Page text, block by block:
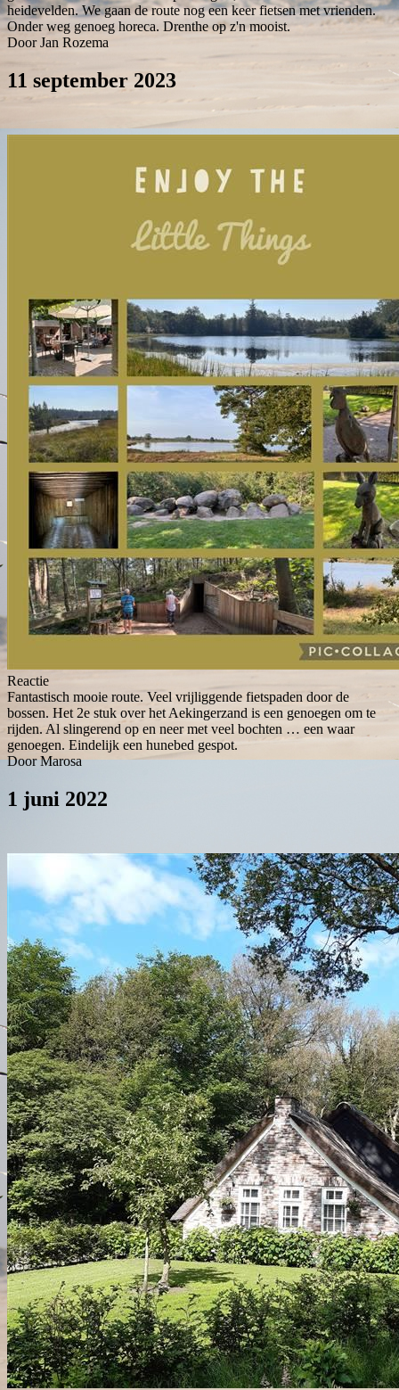
heidevelden. We gaan de route nog een keer fietsen met vrienden.
Onder weg genoeg horeca. Drenthe op z'n mooist.
Door Jan Rozema
11 september 2023
Reactie
Fantastisch mooie route. Veel vrijliggende fietspaden door de
bossen. Het 2e stuk over het Aekingerzand is een genoegen om te
rijden. Al slingerend op en neer met veel bochten … een waar
genoegen. Eindelijk een hunebed gespot.
Door Marosa
1 juni 2022